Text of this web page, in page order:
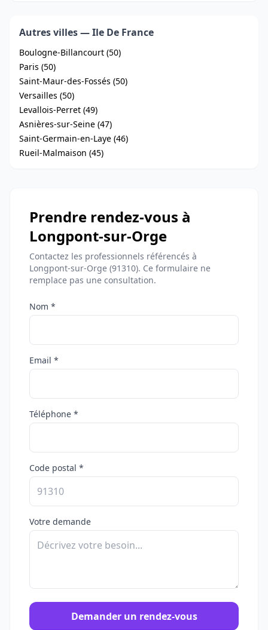
Autres villes — Ile De France
Boulogne-Billancourt (50)
Paris (50)
Saint-Maur-des-Fossés (50)
Versailles (50)
Levallois-Perret (49)
Asnières-sur-Seine (47)
Saint-Germain-en-Laye (46)
Rueil-Malmaison (45)
Prendre rendez-vous à
Longpont-sur-Orge
Contactez les professionnels référencés à
Longpont-sur-Orge (91310). Ce formulaire ne
remplace pas une consultation.
Nom *
Email *
Téléphone *
Code postal *
Votre demande
Demander un rendez-vous